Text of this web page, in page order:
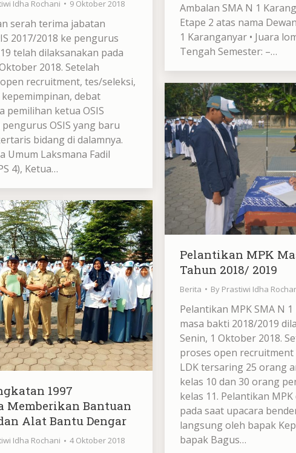
Ambalan SMA N 1
Etape 2 atas nama
1 Karanganyar • Juara
Tengah Semester: –…
Idha Rochani 9 Oktober 2018
serah terima jabatan
2017/2018 ke pengurus
telah dilaksanakan pada
2018. Setelah
recruitment, tes/seleksi,
debat
pemilihan ketua OSIS
OSIS yang baru
bidang di dalamnya.
Umum Laksmana Fadil
4), Ketua…
Pelantikan MPK
Tahun 2018/ 2019
Berita By Prastiwi Idha
Pelantikan MPK SMA N
masa bakti 2018/2019
Senin, 1 Oktober 2018.
proses open recruitment
LDK tersaring 25 orang
kelas 10 dan 30 orang
kelas 11. Pelantikan
pada saat upacara
langsung oleh bapak
bapak Bagus…
1997
Memberikan Bantuan
Alat Bantu Dengar
Idha Rochani 4 Oktober 2018